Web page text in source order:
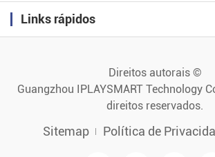
Links rápidos
Direitos autorais ©
Guangzhou IPLAYSMART Technology
direitos reservados.
Sitemap Política de